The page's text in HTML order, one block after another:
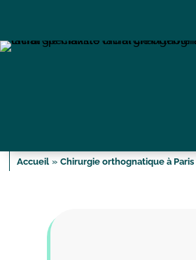
Accueil »Chirurgie orthognatique à Paris